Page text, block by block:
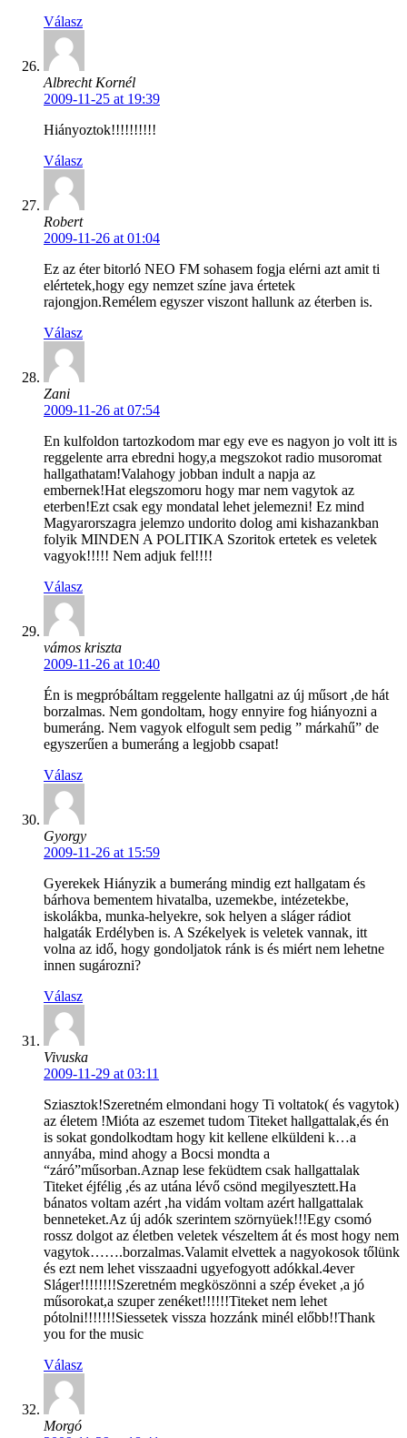
Válasz
Albrecht Kornél
2009-11-25 at 19:39
Hiányoztok!!!!!!!!!!
Válasz
Robert
2009-11-26 at 01:04
Ez az éter bitorló NEO FM sohasem fogja elérni azt amit ti
elértetek,hogy egy nemzet színe java értetek
rajongjon.Remélem egyszer viszont hallunk az éterben is.
Válasz
Zani
2009-11-26 at 07:54
En kulfoldon tartozkodom mar egy eve es nagyon jo volt itt is
reggelente arra ebredni hogy,a megszokot radio musoromat
hallgathatam!Valahogy jobban indult a napja az
embernek!Hat elegszomoru hogy mar nem vagytok az
eterben!Ezt csak egy mondatal lehet jelemezni! Ez mind
Magyarorszagra jelemzo undorito dolog ami kishazankban
folyik MINDEN A POLITIKA Szoritok ertetek es veletek
vagyok!!!!! Nem adjuk fel!!!!
Válasz
vámos kriszta
2009-11-26 at 10:40
Én is megpróbáltam reggelente hallgatni az új műsort ,de hát
borzalmas. Nem gondoltam, hogy ennyire fog hiányozni a
bumeráng. Nem vagyok elfogult sem pedig ” márkahű” de
egyszerűen a bumeráng a legjobb csapat!
Válasz
Gyorgy
2009-11-26 at 15:59
Gyerekek Hiányzik a bumeráng mindig ezt hallgatam és
bárhova bementem hivatalba, uzemekbe, intézetekbe,
iskolákba, munka-helyekre, sok helyen a sláger rádiot
halgaták Erdélyben is. A Székelyek is veletek vannak, itt
volna az idő, hogy gondoljatok ránk is és miért nem lehetne
innen sugározni?
Válasz
Vivuska
2009-11-29 at 03:11
Sziasztok!Szeretném elmondani hogy Ti voltatok( és vagytok)
az életem !Mióta az eszemet tudom Titeket hallgattalak,és én
is sokat gondolkodtam hogy kit kellene elküldeni k…a
annyába, mind ahogy a Bocsi mondta a
“záró”műsorban.Aznap lese feküdtem csak hallgattalak
Titeket éjfélig ,és az utána lévő csönd megilyesztett.Ha
bánatos voltam azért ,ha vidám voltam azért hallgattalak
benneteket.Az új adók szerintem szörnyüek!!!Egy csomó
rossz dolgot az életben veletek vészeltem át és most hogy nem
vagytok…….borzalmas.Valamit elvettek a nagyokosok tőlünk
és ezt nem lehet visszaadni ugyefogyott adókkal.4ever
Sláger!!!!!!!!Szeretném megköszönni a szép éveket ,a jó
műsorokat,a szuper zenéket!!!!!!Titeket nem lehet
pótolni!!!!!!!Siessetek vissza hozzánk minél előbb!!Thank
you for the music
Válasz
Morgó